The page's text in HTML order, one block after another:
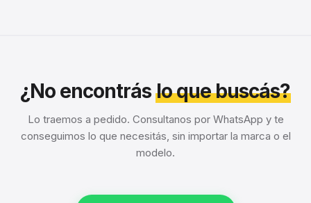
¿No encontráslo que buscás?
Lo traemos a pedido. Consultanos por WhatsApp y te
conseguimos lo que necesitás, sin importar la marca o el
modelo.